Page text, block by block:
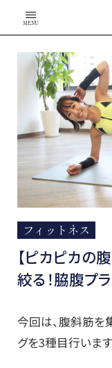
MENU
フィットネス
【ピカピカの
絞る！脇腹プ
今回は、腹斜筋を
グを3種目行います